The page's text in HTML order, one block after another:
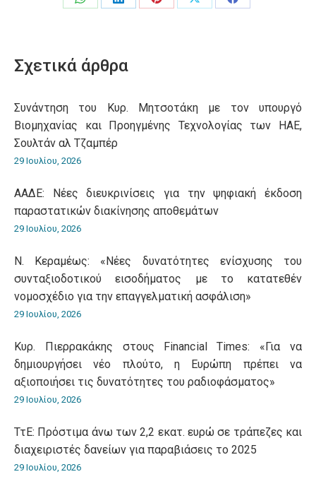
Share
Share
Share
Share
Share
Σχετικά άρθρα
Συνάντηση του Κυρ. Μητσοτάκη με τον υπουργό
Βιομηχανίας και Προηγμένης Τεχνολογίας των ΗΑΕ,
Σουλτάν αλ Τζαμπέρ
29 Ιουλίου, 2026
ΑΑΔΕ: Νέες διευκρινίσεις για την ψηφιακή έκδοση
παραστατικών διακίνησης αποθεμάτων
29 Ιουλίου, 2026
Ν. Κεραμέως: «Νέες δυνατότητες ενίσχυσης του
συνταξιοδοτικού εισοδήματος με το κατατεθέν
νομοσχέδιο για την επαγγελματική ασφάλιση»
29 Ιουλίου, 2026
Κυρ. Πιερρακάκης στους Financial Times: «Για να
δημιουργήσει νέο πλούτο, η Ευρώπη πρέπει να
αξιοποιήσει τις δυνατότητες του ραδιοφάσματος»
29 Ιουλίου, 2026
ΤτΕ: Πρόστιμα άνω των 2,2 εκατ. ευρώ σε τράπεζες και
διαχειριστές δανείων για παραβιάσεις το 2025
29 Ιουλίου, 2026